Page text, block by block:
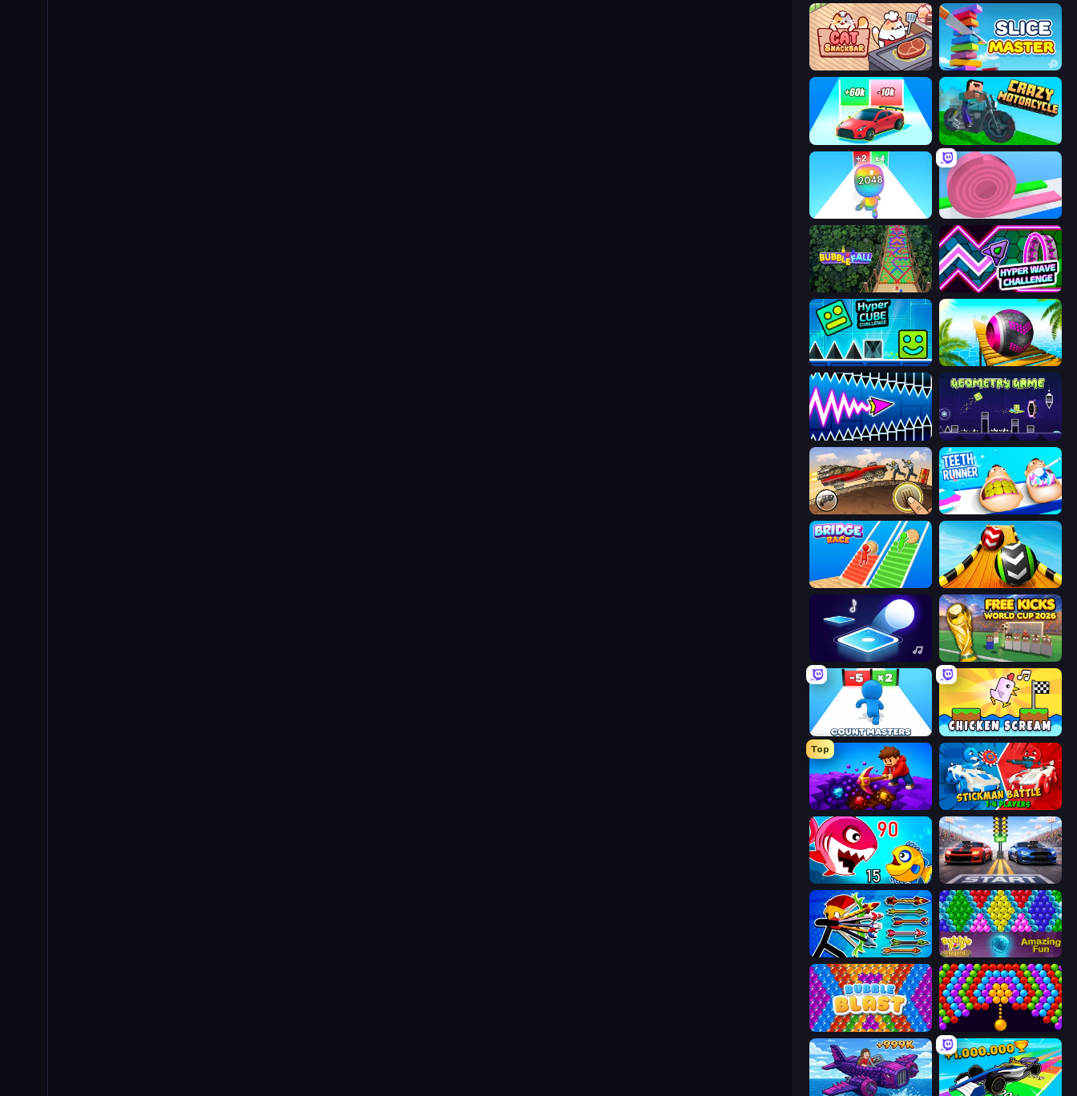
Cat Snack Bar Slice Master
Crazy Motorcycle
Man Runner 2048 Layers Roll
Bubble Fall Hyper Wave Challenge
Hyper Cube Challenge Rolling Balls Sea Race
Wave Dash: Geometry Arrow Geometry Game
Earn to Die: Zombie Ride Teeth Runner
Bridge Race Sky Balls 3D
Tile Jumper 3D Free Kicks World Cup 2026
Chicken Scream
Top
Obby: Dig Down Stickman battle 1-4 Players
Fish Eat Getting Big Street Racer 2
Archer Ragdoll Masters Bubble Pop Legend
Bubble Blast Bubble Story